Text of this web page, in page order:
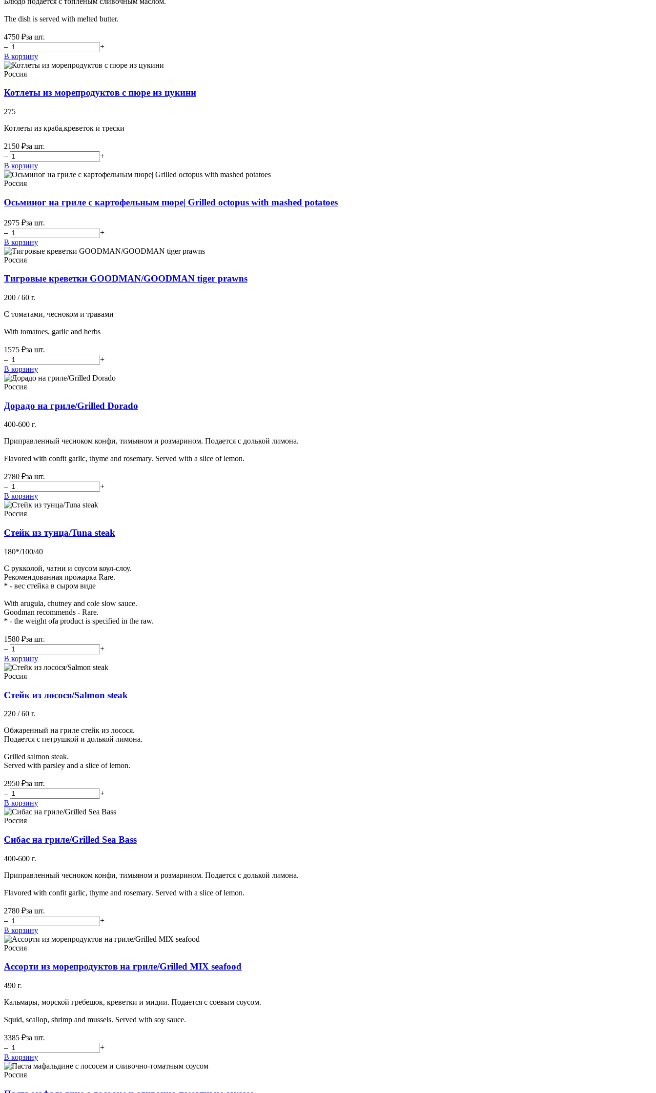
The dish is served with melted butter.
4750 ₽за шт.
–
+
В корзину
Россия
Котлеты из морепродуктов с пюре из цукини
275
Котлеты из краба,креветок и трески
2150 ₽за шт.
–
+
В корзину
Россия
Осьминог на гриле с картофельным пюре| Grilled octopus with mashed potatoes
2975 ₽за шт.
–
+
В корзину
Россия
Тигровые креветки GOODMAN/GOODMAN tiger prawns
200 / 60 г.
С томатами, чесноком и травами
With tomatoes, garlic and herbs
1575 ₽за шт.
–
+
В корзину
Россия
Дорадо на гриле/Grilled Dorado
400-600 г.
Приправленный чесноком конфи, тимьяном и розмарином. Подается с долькой лимона.
Flavored with confit garlic, thyme and rosemary. Served with a slice of lemon.
2780 ₽за шт.
–
+
В корзину
Россия
Стейк из тунца/Tuna steak
180*/100/40
С рукколой, чатни и соусом коул-слоу.
Рекомендованная прожарка Rare.
* - вес стейка в сыром виде
With arugula, chutney and cole slow sauce.
Goodman recommends - Rare.
* - the weight ofa product is specified in the raw.
1580 ₽за шт.
–
+
В корзину
Россия
Стейк из лосося/Salmon steak
220 / 60 г.
Обжаренный на гриле стейк из лосося.
Подается с петрушкой и долькой лимона.
Grilled salmon steak.
Served with parsley and a slice of lemon.
2950 ₽за шт.
–
+
В корзину
Россия
Сибас на гриле/Grilled Sea Bass
400-600 г.
Приправленный чесноком конфи, тимьяном и розмарином. Подается с долькой лимона.
Flavored with confit garlic, thyme and rosemary. Served with a slice of lemon.
2780 ₽за шт.
–
+
В корзину
Россия
Ассорти из морепродуктов на гриле/Grilled MIX seafood
490 г.
Кальмары, морской гребешок, креветки и мидии. Подается с соевым соусом.
Squid, scallop, shrimp and mussels. Served with soy sauce.
3385 ₽за шт.
–
+
В корзину
Россия